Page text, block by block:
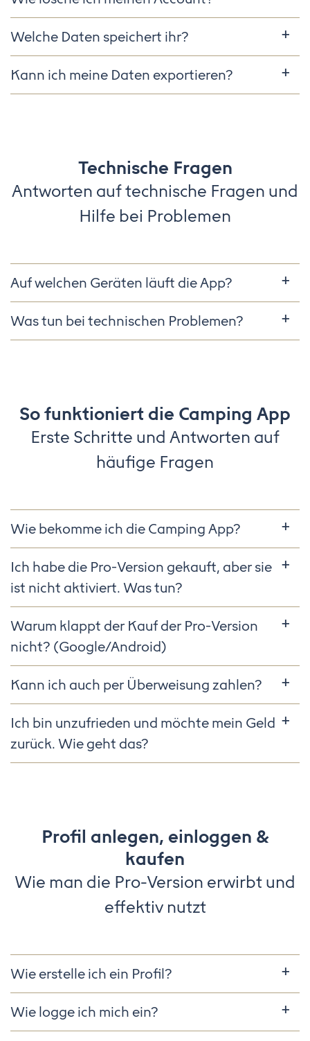
Welche Daten speichert ihr?
Kann ich meine Daten exportieren?
Technische Fragen
Antworten auf technische Fragen und
Hilfe bei Problemen
Auf welchen Geräten läuft die App?
Was tun bei technischen Problemen?
So funktioniert die Camping App
Erste Schritte und Antworten auf
häufige Fragen
Wie bekomme ich die Camping App?
Ich habe die Pro-Version gekauft, aber sie
ist nicht aktiviert. Was tun?
Warum klappt der Kauf der Pro-Version
nicht? (Google/Android)
Kann ich auch per Überweisung zahlen?
Ich bin unzufrieden und möchte mein Geld
zurück. Wie geht das?
Profil anlegen, einloggen &
kaufen
Wie man die Pro-Version erwirbt und
effektiv nutzt
Wie erstelle ich ein Profil?
Wie logge ich mich ein?